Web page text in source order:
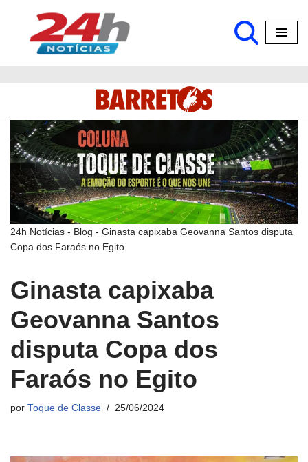
Pular
24h Notícias - Blog - Ginasta capixaba Geovanna Santos disputa
Copa dos Faraós no Egito
Ginasta capixaba
Geovanna Santos
disputa Copa dos
Faraós no Egito
por Toque de Classe 25/06/2024